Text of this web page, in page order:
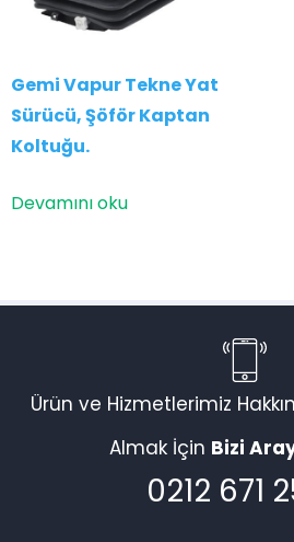
Gemi Vapur Tekne Yat
Sürücü, Şöför Kaptan
Koltuğu.
Devamını oku
Ürün ve Hizmetlerimiz
Almak İçin Bizi
0212 671